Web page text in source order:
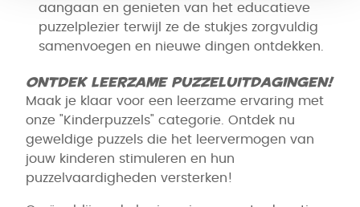
aangaan en genieten van het educatieve
puzzelplezier terwijl ze de stukjes zorgvuldig
samenvoegen en nieuwe dingen ontdekken.
Ontdek Leerzame Puzzeluitdagingen!
Maak je klaar voor een leerzame ervaring met
onze "Kinderpuzzels" categorie. Ontdek nu
geweldige puzzels die het leervermogen van
jouw kinderen stimuleren en hun
puzzelvaardigheden versterken!